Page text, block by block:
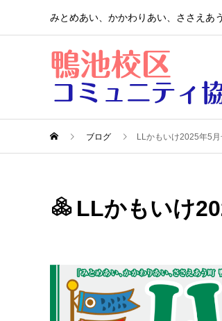
みとめあい、かかわりあい、ささえ
ブログ LLかもいけ2025年5
LLかもいけ